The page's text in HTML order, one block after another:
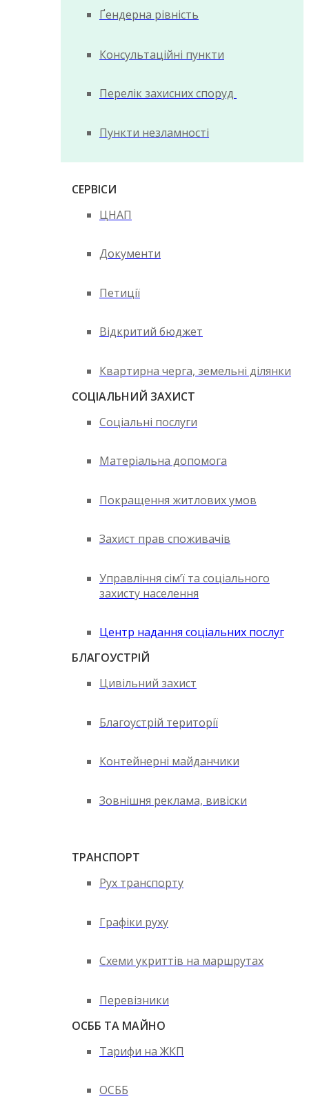
Ґендерна рівність
Консультаційні пункти
Перелік захисних споруд
Пункти незламності
СЕРВІСИ
ЦНАП
Документи
Петиції
Відкритий бюджет
Квартирна черга, земельні ділянки
СОЦІАЛЬНИЙ ЗАХИСТ
Соціальні послуги
Матеріальна допомога
Покращення житлових умов
Захист прав споживачів
Управління сім’ї та соціального
захисту населення
Центр надання соціальних послуг
БЛАГОУСТРІЙ
Цивільний захист
Благоустрій території
Контейнерні майданчики
Зовнішня реклама, вивіски
ТРАНСПОРТ
Рух транспорту
Графіки руху
Схеми укриттів на маршрутах
Перевізники
ОСББ ТА МАЙНО
Тарифи на ЖКП
ОСББ